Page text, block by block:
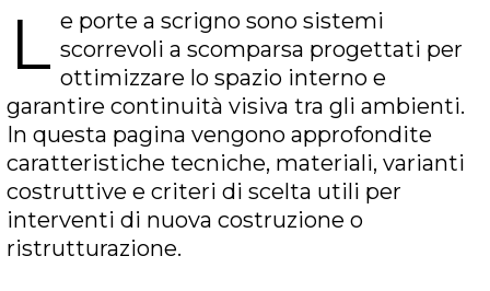
L e porte a scrigno sono sistemi
scorrevoli a scomparsa progettati per
ottimizzare lo spazio interno e
garantire continuità visiva tra gli ambienti.
In questa pagina vengono approfondite
caratteristiche tecniche, materiali, varianti
costruttive e criteri di scelta utili per
interventi di nuova costruzione o
ristrutturazione.